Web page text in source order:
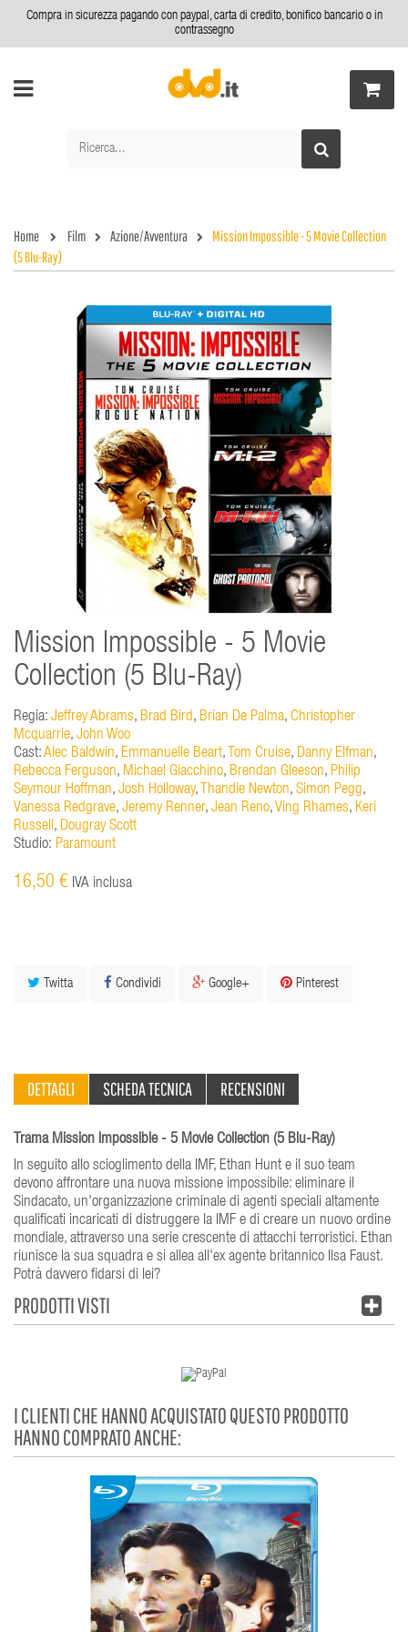
Compra in sicurezza pagando con paypal, carta di credito, bonifico bancario o in
contrassegno
Home Film Azione/Avventura
Mission Impossible - 5 Movie Collection
(5 Blu-Ray)
Mission Impossible - 5 Movie
Collection (5 Blu-Ray)
Regia: Jeffrey Abrams, Brad Bird, Brian De Palma, Christopher
Mcquarrie, John Woo
Cast:Alec Baldwin, Emmanuelle Beart, Tom Cruise, Danny Elfman,
Rebecca Ferguson, Michael Giacchino, Brendan Gleeson, Philip
Seymour Hoffman, Josh Holloway, Thandie Newton, Simon Pegg,
Vanessa Redgrave, Jeremy Renner, Jean Reno,Ving Rhames, Keri
Russell, Dougray Scott
Studio: Paramount
16,50 € IVA inclusa
Twitta Condividi Google+ Pinterest
DETTAGLI SCHEDA TECNICA RECENSIONI
Trama Mission Impossible - 5 Movie Collection (5 Blu-Ray)
In seguito allo scioglimento della IMF, Ethan Hunt e il suo team
devono affrontare una nuova missione impossibile: eliminare il
Sindacato, un'organizzazione criminale di agenti speciali altamente
qualificati incaricati di distruggere la IMF e di creare un nuovo ordine
mondiale, attraverso una serie crescente di attacchi terroristici. Ethan
riunisce la sua squadra e si allea all'ex agente britannico Ilsa Faust.
Potrà davvero fidarsi di lei?
PRODOTTI VISTI
I CLIENTI CHE HANNO ACQUISTATO QUESTO PRODOTTO
HANNO COMPRATO ANCHE: